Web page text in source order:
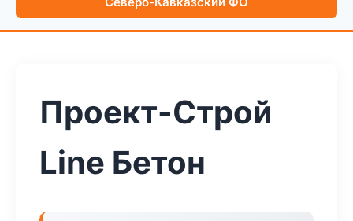
Проект-Строй
Line Бетон